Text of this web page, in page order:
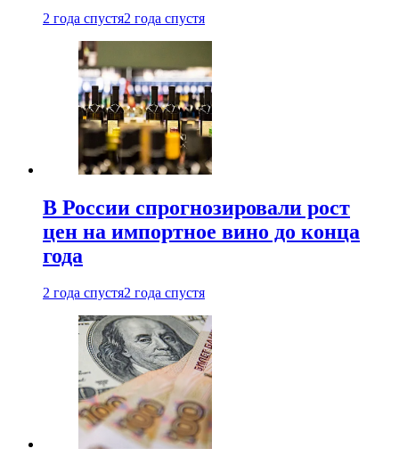
2 года спустя2 года спустя
В России спрогнозировали рост
цен на импортное вино до конца
года
2 года спустя2 года спустя